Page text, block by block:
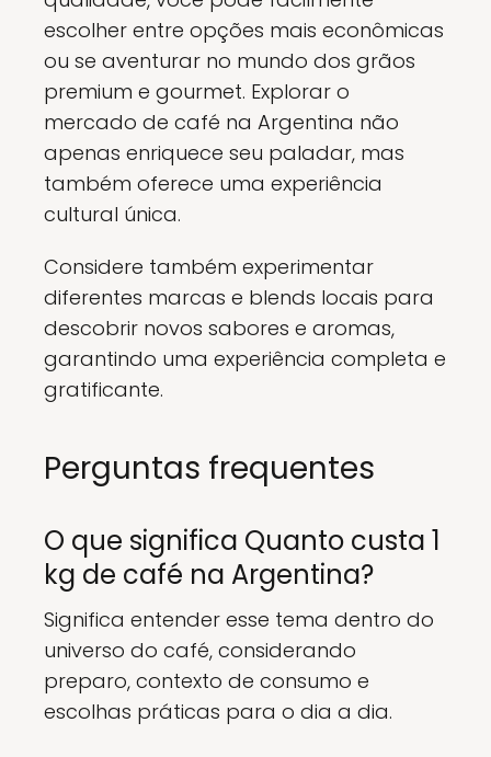
escolher entre opções mais econômicas
ou se aventurar no mundo dos grãos
premium e gourmet. Explorar o
mercado de café na Argentina não
apenas enriquece seu paladar, mas
também oferece uma experiência
cultural única.
Considere também experimentar
diferentes marcas e blends locais para
descobrir novos sabores e aromas,
garantindo uma experiência completa e
gratificante.
Perguntas frequentes
O que significa Quanto custa 1
kg de café na Argentina?
Significa entender esse tema dentro do
universo do café, considerando
preparo, contexto de consumo e
escolhas práticas para o dia a dia.